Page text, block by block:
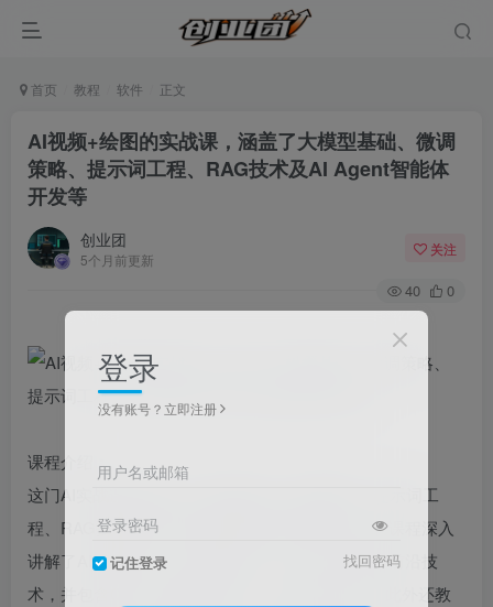
首页 教程 软件 正文
AI视频+绘图的实战课，涵盖了大模型基础、微调
策略、提示词工程、RAG技术及AI Agent智能体
开发等
创业团
5个月前更新
关注
40 0
课程介绍：
这门AI实战课程涵盖了大模型基础、微调策略、提示词工
程、RAG技术及AI Agent智能体开发等核心内容。课程深入
讲解了AI视频创作、LiblibAI生图、QwenVL应用等前沿技
术，并包含ComfyUI图像处理、Lovart设计实战。此外还教
登录
没有账号？立即注册
用户名或邮箱
登录密码
记住登录 找回密码